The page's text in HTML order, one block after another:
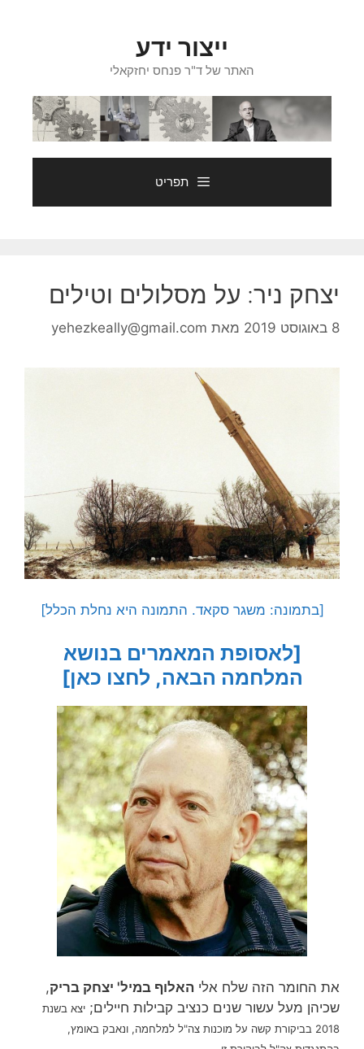
ייצור ידע
האתר של ד"ר פנחס יחזקאלי
תפריט
יצחק ניר: על מסלולים וטילים
8 באוגוסט 2019 מאת yehezkeally@gmail.com
[בתמונה: משגר סקאד. התמונה היא נחלת הכלל]
[לאסופת המאמרים בנושא
המלחמה הבאה, לחצו כאן]
את החומר הזה שלח אלי האלוף במיל' יצחק בריק,
שכיהן מעל עשור שנים כנציב קבילות חיילים; יצא בשנת
2018 בביקורת קשה על מוכנות צה"ל למלחמה, ונאבק באומץ,